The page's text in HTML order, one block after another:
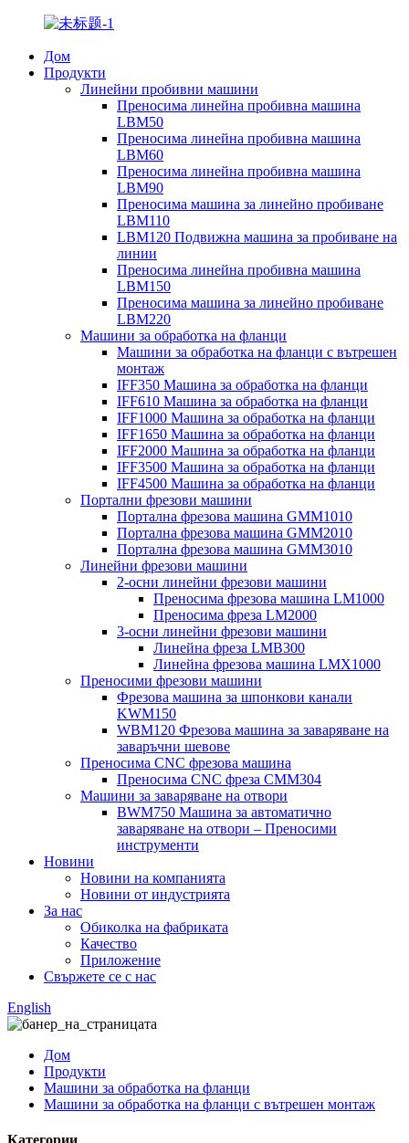
Дом
Продукти
Линейни пробивни машини
Преносима линейна пробивна машина
LBM50
Преносима линейна пробивна машина
LBM60
Преносима линейна пробивна машина
LBM90
Преносима машина за линейно пробиване
LBM110
LBM120 Подвижна машина за пробиване на
линии
Преносима линейна пробивна машина
LBM150
Преносима машина за линейно пробиване
LBM220
Машини за обработка на фланци
Машини за обработка на фланци с вътрешен
монтаж
IFF350 Машина за обработка на фланци
IFF610 Машина за обработка на фланци
IFF1000 Машина за обработка на фланци
IFF1650 Машина за обработка на фланци
IFF2000 Машина за обработка на фланци
IFF3500 Машина за обработка на фланци
IFF4500 Машина за обработка на фланци
Портални фрезови машини
Портална фрезова машина GMM1010
Портална фрезова машина GMM2010
Портална фрезова машина GMM3010
Линейни фрезови машини
2-осни линейни фрезови машини
Преносима фрезова машина LM1000
Преносима фреза LM2000
3-осни линейни фрезови машини
Линейна фреза LMB300
Линейна фрезова машина LMX1000
Преносими фрезови машини
Фрезова машина за шпонкови канали
KWM150
WBM120 Фрезова машина за заваряване на
заваръчни шевове
Преносима CNC фрезова машина
Преносима CNC фреза CMM304
Машини за заваряване на отвори
BWM750 Машина за автоматично
заваряване на отвори – Преносими
инструменти
Новини
Новини на компанията
Новини от индустрията
За нас
Обиколка на фабриката
Качество
Приложение
Свържете се с нас
English
Дом
Продукти
Машини за обработка на фланци
Машини за обработка на фланци с вътрешен монтаж